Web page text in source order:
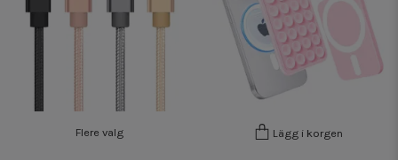
Flere valg Lägg i korgen